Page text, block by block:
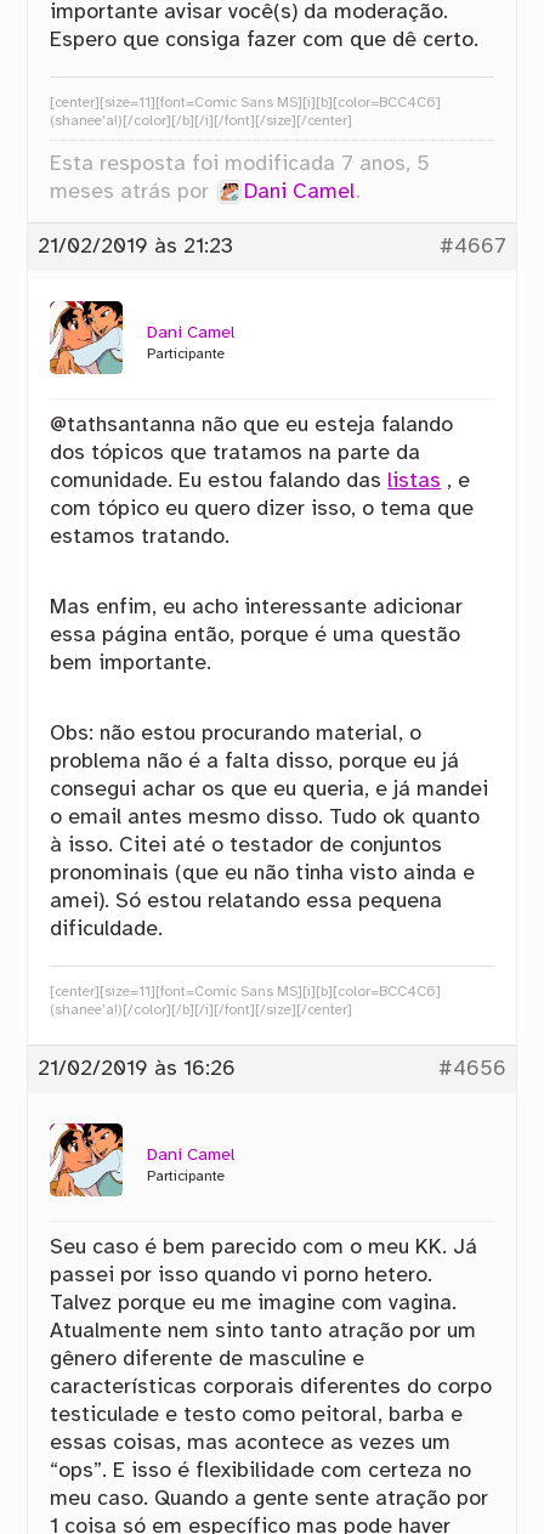
importante avisar você(s) da moderação.
Espero que consiga fazer com que dê certo.
[center][size=11][font=Comic Sans MS][i][b][color=BCC4C6]
(shanee’a!)[/color][/b][/i][/font][/size][/center]
Esta resposta foi modificada 7 anos, 5
meses atrás por
Dani Camel.
21/02/2019 às 21:23 #4667
Dani Camel
Participante
@tathsantanna não que eu esteja falando
dos tópicos que tratamos na parte da
comunidade. Eu estou falando das listas , e
com tópico eu quero dizer isso, o tema que
estamos tratando.
Mas enfim, eu acho interessante adicionar
essa página então, porque é uma questão
bem importante.
Obs: não estou procurando material, o
problema não é a falta disso, porque eu já
consegui achar os que eu queria, e já mandei
o email antes mesmo disso. Tudo ok quanto
à isso. Citei até o testador de conjuntos
pronominais (que eu não tinha visto ainda e
amei). Só estou relatando essa pequena
dificuldade.
[center][size=11][font=Comic Sans MS][i][b][color=BCC4C6]
(shanee’a!)[/color][/b][/i][/font][/size][/center]
21/02/2019 às 16:26 #4656
Dani Camel
Participante
Seu caso é bem parecido com o meu KK. Já
passei por isso quando vi porno hetero.
Talvez porque eu me imagine com vagina.
Atualmente nem sinto tanto atração por um
gênero diferente de masculine e
características corporais diferentes do corpo
testiculade e testo como peitoral, barba e
essas coisas, mas acontece as vezes um
“ops”. E isso é flexibilidade com certeza no
meu caso. Quando a gente sente atração por
1 coisa só em específico mas pode haver